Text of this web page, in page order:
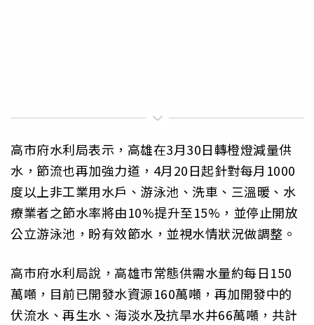
高市府水利局表示，高雄在3月30日轉橙燈減量供
水，節流也再加強力道，4月20日起針對每月1000
度以上非工業用水戶、游泳池、洗車、三溫暖、水
療業者之節水率將由10%提升至15%，並停止開放
公立游泳池，盼有效節水，並視水情狀況做調整。
高市府水利局說，高雄市常態供需水量約每日150
萬噸，目前已開發水資源160萬噸，再加開發中的
伏流水、再生水、海淡水及抗旱水井66萬噸，共計